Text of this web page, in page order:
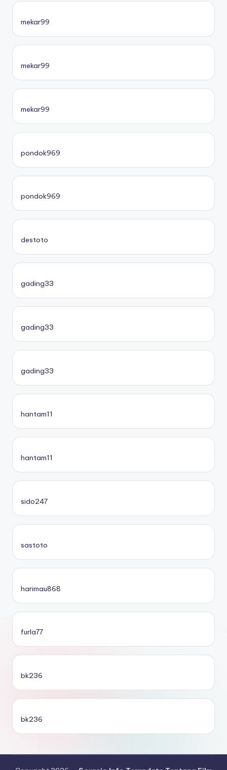
mekar99
mekar99
mekar99
pondok969
pondok969
destoto
gading33
gading33
gading33
hantam11
hantam11
sido247
sastoto
harimau868
furla77
bk236
bk236